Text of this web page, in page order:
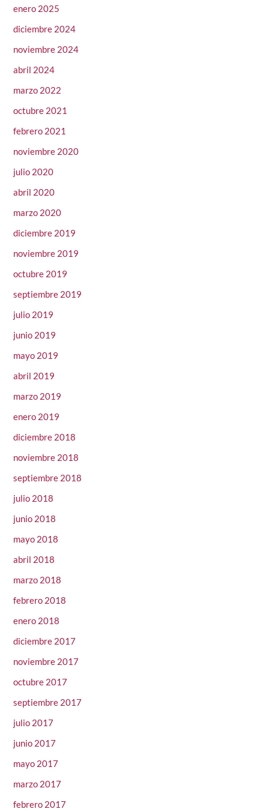
enero 2025
diciembre 2024
noviembre 2024
abril 2024
marzo 2022
octubre 2021
febrero 2021
noviembre 2020
julio 2020
abril 2020
marzo 2020
diciembre 2019
noviembre 2019
octubre 2019
septiembre 2019
julio 2019
junio 2019
mayo 2019
abril 2019
marzo 2019
enero 2019
diciembre 2018
noviembre 2018
septiembre 2018
julio 2018
junio 2018
mayo 2018
abril 2018
marzo 2018
febrero 2018
enero 2018
diciembre 2017
noviembre 2017
octubre 2017
septiembre 2017
julio 2017
junio 2017
mayo 2017
marzo 2017
febrero 2017